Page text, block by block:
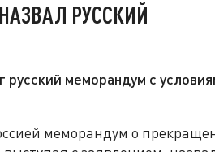
РУССКИЙ
меморандум с
меморандум о